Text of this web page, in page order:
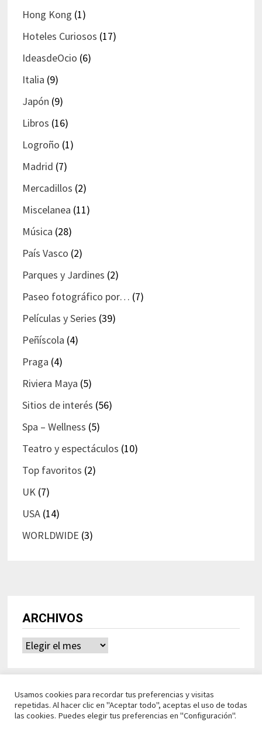
Hong Kong (1)
Hoteles Curiosos (17)
IdeasdeOcio (6)
Italia (9)
Japón (9)
Libros (16)
Logroño (1)
Madrid (7)
Mercadillos (2)
Miscelanea (11)
Música (28)
País Vasco (2)
Parques y Jardines (2)
Paseo fotográfico por… (7)
Películas y Series (39)
Peñíscola (4)
Praga (4)
Riviera Maya (5)
Sitios de interés (56)
Spa – Wellness (5)
Teatro y espectáculos (10)
Top favoritos (2)
UK(7)
USA(14)
WORLDWIDE (3)
ARCHIVOS
Archivos
Usamos cookies para recordar tus preferencias y visitas
repetidas. Al hacer clic en "Aceptar todo", aceptas el uso de todas
las cookies. Puedes elegir tus preferencias en "Configuración".